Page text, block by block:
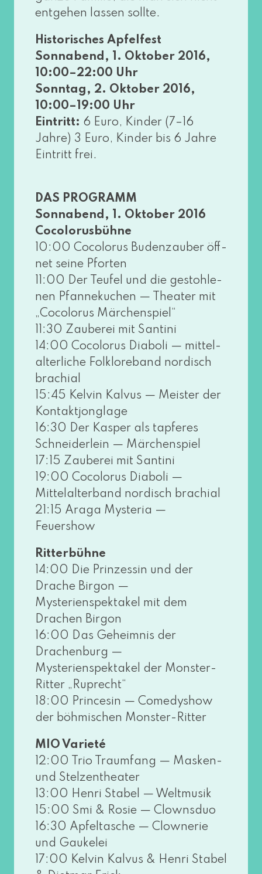
ent­ge­hen las­sen sollte.
Historisches Apfelfest
Sonnabend, 1. Oktober 2016,
10:00–22:00 Uhr
Sonntag, 2. Oktober 2016,
10:00–19:00 Uhr
Eintritt: 6 Euro, Kinder (7–16
Jahre) 3 Euro, Kinder bis 6 Jahre
Eintritt frei.
DAS PROGRAMM
Sonnabend, 1. Oktober 2016
Cocolorusbühne
10:00 Cocolorus Budenzauber öff­
net sei­ne Pforten
11:00 Der Teufel und die gestoh­le­
nen Pfannekuchen — Theater mit
„Cocolorus Märchenspiel“
11:30 Zauberei mit Santini
14:00 Cocolorus Diaboli — mit­tel­
al­ter­li­che Folkloreband nor­disch
bra­chi­al
15:45 Kelvin Kalvus — Meister der
Kontaktjonglage
16:30 Der Kasper als tap­fe­res
Schneiderlein — Märchenspiel
17:15 Zauberei mit Santini
19:00 Cocolorus Diaboli —
Mittelalterband nor­disch bra­chi­al
21:15 Araga Mysteria —
Feuershow
Ritterbühne
14:00 Die Prinzessin und der
Drache Birgon —
Mysterienspektakel mit dem
Drachen Birgon
16:00 Das Geheimnis der
Drachenburg —
Mysterienspektakel der Monster-
Ritter „Ruprecht“
18:00 Princesin — Comedyshow
der böh­mi­schen Monster-Ritter
MIO Varieté
12:00 Trio Traumfang — Masken-
und Stelzentheater
13:00 Henri Stabel — Weltmusik
15:00 Smi & Rosie — Clownsduo
16:30 Apfeltasche — Clownerie
und Gaukelei
17:00 Kelvin Kalvus & Henri Stabel